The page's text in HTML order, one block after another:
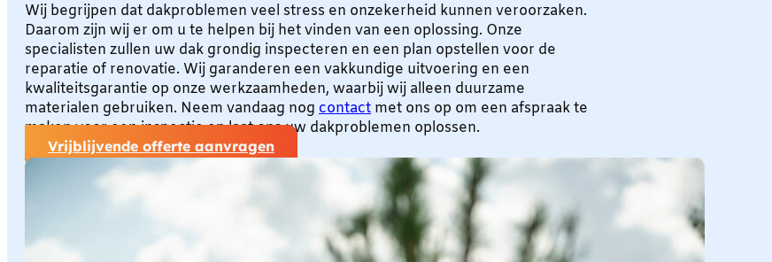
Wij begrijpen dat dakproblemen veel stress en onzekerheid kunnen veroorzaken.
Daarom zijn wij er om u te helpen bij het vinden van een oplossing. Onze
specialisten zullen uw dak grondig inspecteren en een plan opstellen voor de
reparatie of renovatie. Wij garanderen een vakkundige uitvoering en een
kwaliteitsgarantie op onze werkzaamheden, waarbij wij alleen duurzame
materialen gebruiken. Neem vandaag nog contact met ons op om een afspraak te
maken voor een inspectie en laat ons uw dakproblemen oplossen.
Vrijblijvende offerte aanvragen